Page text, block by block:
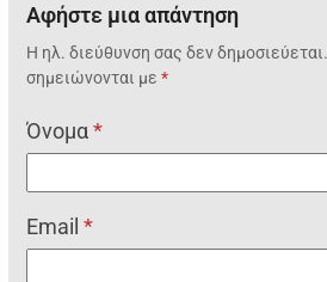
Αφήστε μια απάντηση
Η ηλ. διεύθυνση σας δεν δημοσιεύεται.
σημειώνονται με*
Όνομα*
Email*